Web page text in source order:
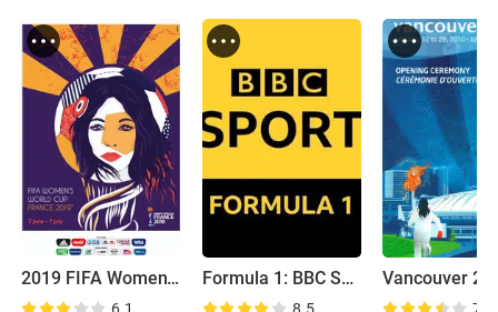
2019 FIFA Women's World Cup
6.1
Formula 1: BBC Sport
8.5 7.9